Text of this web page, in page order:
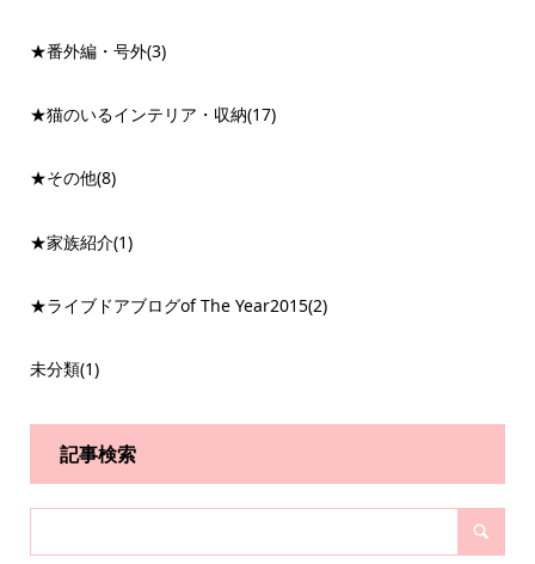
★番外編・号外(3)
★猫のいるインテリア・収納(17)
★その他(8)
★家族紹介(1)
★ライブドアブログof The Year2015(2)
未分類(1)
記事検索